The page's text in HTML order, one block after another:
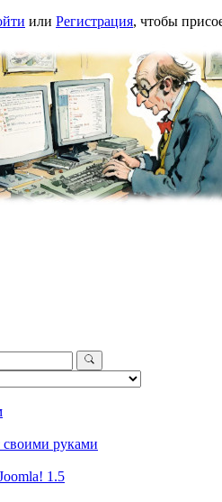
или Регистрация, чтобы
своими руками
1.5